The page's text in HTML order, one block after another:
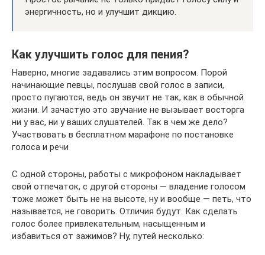
энергичность, но и улучшит дикцию.
Как улучшить голос для пения?
Наверно, многие задавались этим вопросом. Порой
начинающие певцы, послушав свой голос в записи,
просто пугаются, ведь он звучит не так, как в обычной
жизни. И зачастую это звучание не вызывает восторга
ни у вас, ни у ваших слушателей. Так в чем же дело?
Участвовать в бесплатном марафоне по постановке
голоса и речи
С одной стороны, работы с микрофоном накладывает
свой отпечаток, с другой стороны — владение голосом
тоже может быть не на высоте, ну и вообще — петь, что
называется, не говорить. Отличия будут. Как сделать
голос более привлекательным, насыщенным и
избавиться от зажимов? Ну, путей несколько: